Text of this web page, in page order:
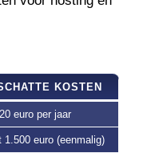
KOSTEN
euro per jaar
1.500 euro (eenmalig)